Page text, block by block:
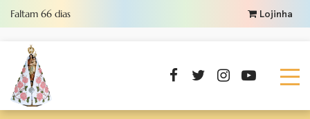
Faltam 66 dias Lojinha